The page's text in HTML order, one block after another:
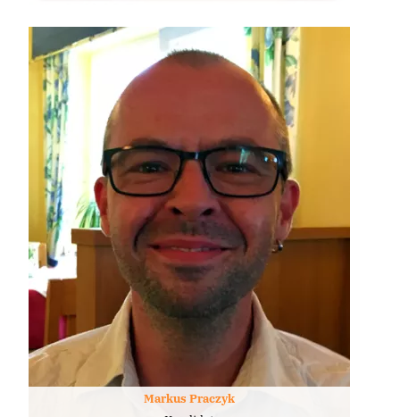
Markus Praczyk